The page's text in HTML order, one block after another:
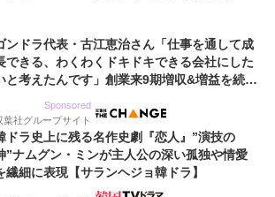
ンドラ代表・古江恵治さん「仕事を通して成
できる、わくわくドキドキできる会社にした
と考えたんです」創業来9期増収&増益を続け
Sponsored
葉社グループサイト
ドラ史上に残る名作史劇『恋人』”演技の
”ナムグン・ミンが主人公の深い孤独や情愛
繊細に表現【サランヘジョ韓ドラ】